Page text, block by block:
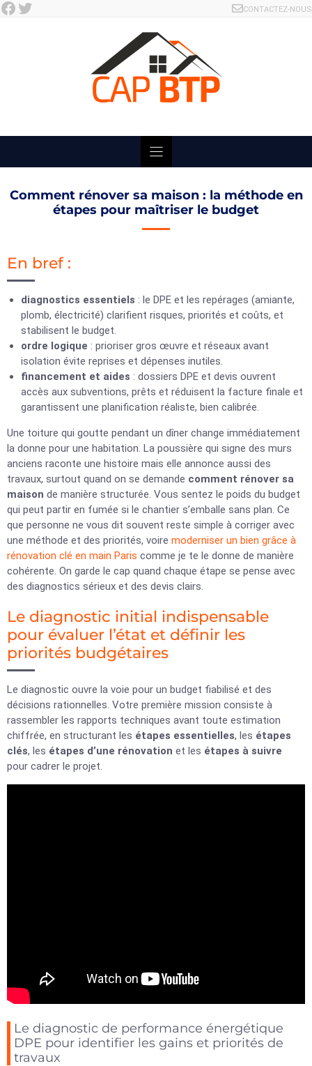
Skip
Facebook Twitter CONTACTEZ-NOUS
Comment rénover sa maison : la méthode en
étapes pour maîtriser le budget
En bref :
diagnostics essentiels : le DPE et les repérages (amiante,
plomb, électricité) clarifient risques, priorités et coûts, et
stabilisent le budget.
ordre logique : prioriser gros œuvre et réseaux avant
isolation évite reprises et dépenses inutiles.
financement et aides : dossiers DPE et devis ouvrent
accès aux subventions, prêts et réduisent la facture finale et
garantissent une planification réaliste, bien calibrée.
Une toiture qui goutte pendant un dîner change immédiatement
la donne pour une habitation. La poussière qui signe des murs
anciens raconte une histoire mais elle annonce aussi des
travaux, surtout quand on se demande comment rénover sa
maison de manière structurée. Vous sentez le poids du budget
qui peut partir en fumée si le chantier s’emballe sans plan. Ce
que personne ne vous dit souvent reste simple à corriger avec
une méthode et des priorités, voire moderniser un bien grâce à
rénovation clé en main Paris comme je te le donne de manière
cohérente. On garde le cap quand chaque étape se pense avec
des diagnostics sérieux et des devis clairs.
Le diagnostic initial indispensable
pour évaluer l’état et définir les
priorités budgétaires
Le diagnostic ouvre la voie pour un budget fiabilisé et des
décisions rationnelles. Votre première mission consiste à
rassembler les rapports techniques avant toute estimation
chiffrée, en structurant les étapes essentielles, les étapes
clés, les étapes d’une rénovation et les étapes à suivre
pour cadrer le projet.
Le diagnostic de performance énergétique
DPE pour identifier les gains et priorités de
travaux